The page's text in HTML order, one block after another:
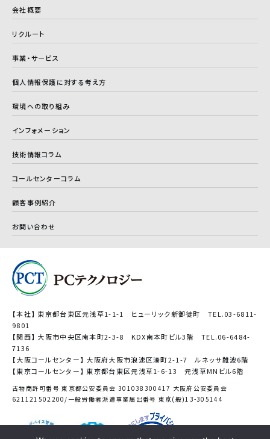
会社概要
リクルート
事業・サービス
個人情報保護に対する考え方
環境への取り組み
インフォメーション
技術情報コラム
コールセンターコラム
顧客事例紹介
お問い合わせ
【本社】 東京都台東区元浅草1-1-1 ヒューリック新御徒町 TEL.03-6811-
9801
【関西】 大阪市中央区南本町2-3-8 KDX南本町ビル3階 TEL.06-6484-
7136
【大阪コールセンター】 大阪府大阪市浪速区湊町2-1-7 ルネッサ難波6階
【東京コールセンター】 東京都台東区元浅草1-6-13 元浅草MNビル6階
古物商許可番号 東京都公安委員会 301038300417 大阪府公安委員会
621121502200/一般労働者派遣事業届出番号 東京(般)13-305144